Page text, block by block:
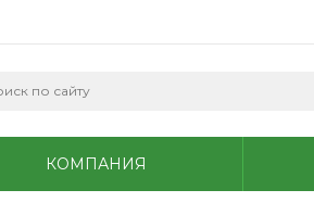
КОМПАНИЯ